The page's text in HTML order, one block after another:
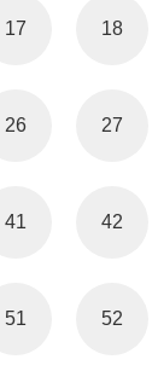
17 18
26 27
41 42
51 52